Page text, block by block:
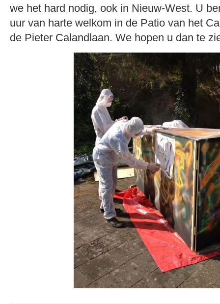
we het hard nodig, ook in Nieuw-West. U
uur van harte welkom in de Patio van het
de Pieter Calandlaan. We hopen u dan te